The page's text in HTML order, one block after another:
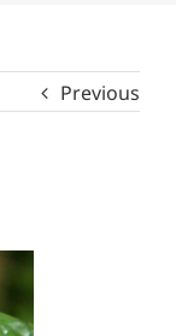
Previous